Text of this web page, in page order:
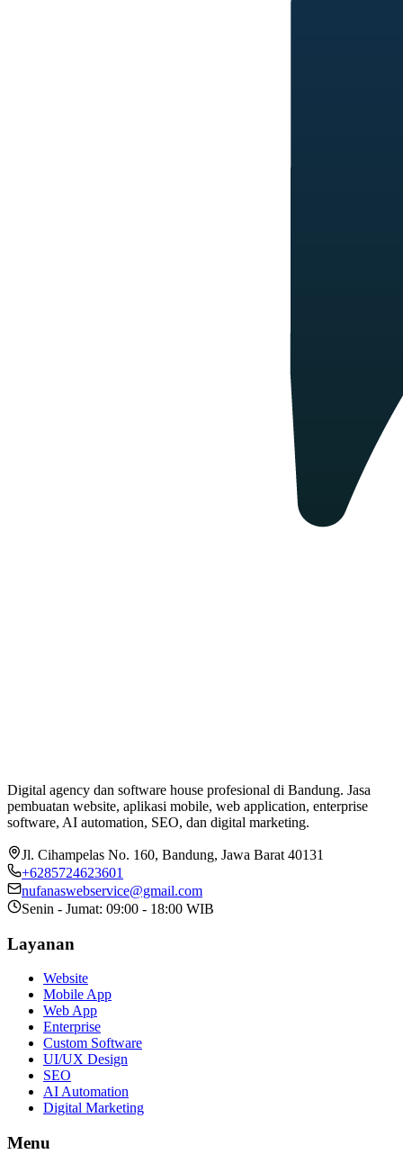
Digital agency dan software house profesional di Bandung. Jasa
pembuatan website, aplikasi mobile, web application, enterprise
software, AI automation, SEO, dan digital marketing.
Jl. Cihampelas No. 160, Bandung, Jawa Barat 40131
+6285724623601
nufanaswebservice@gmail.com
Senin - Jumat: 09:00 - 18:00 WIB
Layanan
Website
Mobile App
Web App
Enterprise
Custom Software
UI/UX Design
SEO
AI Automation
Digital Marketing
Menu